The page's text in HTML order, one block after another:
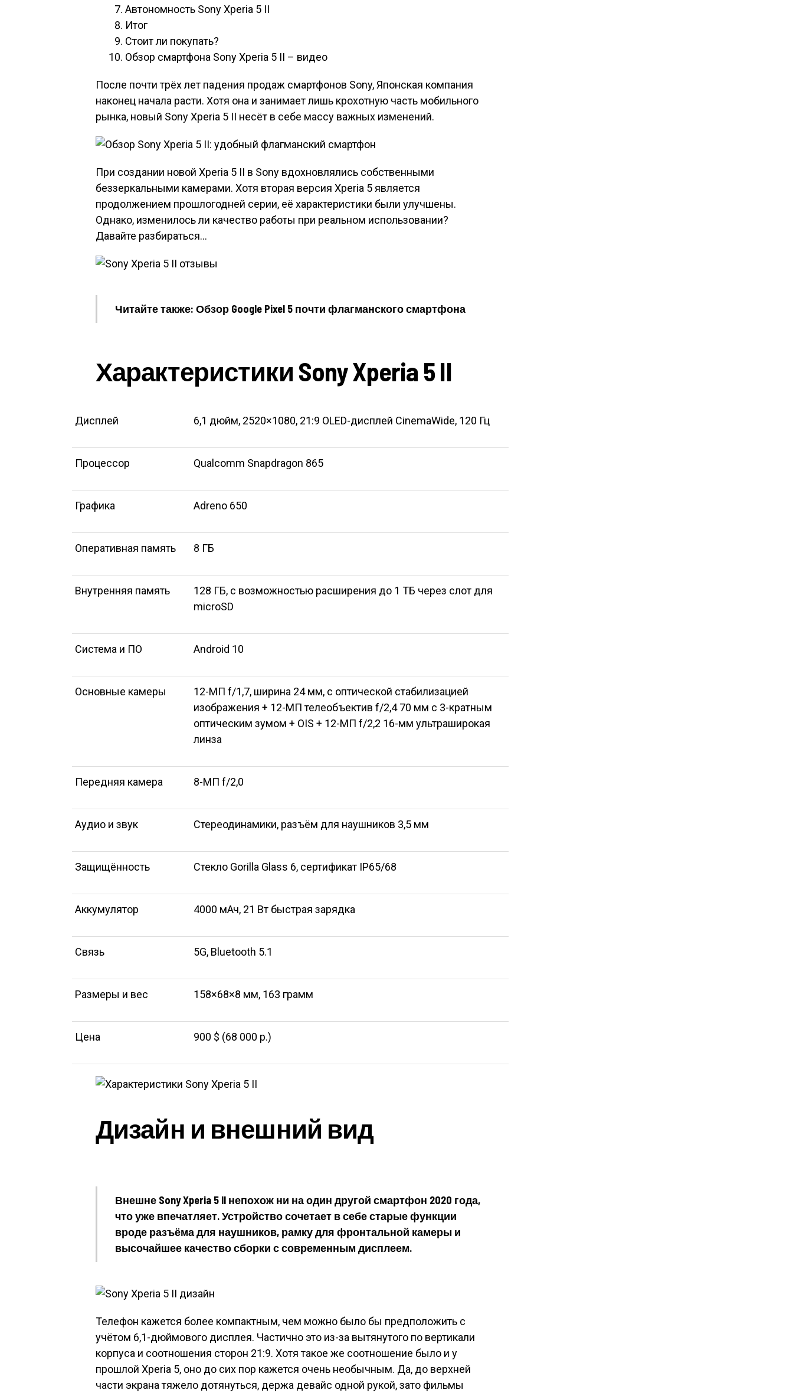
Автономность Sony Xperia 5 II
Итог
Стоит ли покупать?
Обзор смартфона Sony Xperia 5 II – видео
После почти трёх лет падения продаж смартфонов Sony, Японская компания
наконец начала расти. Хотя она и занимает лишь крохотную часть мобильного
рынка, новый Sony Xperia 5 II несёт в себе массу важных изменений.
При создании новой Xperia 5 II в Sony вдохновлялись собственными
беззеркальными камерами. Хотя вторая версия Xperia 5 является
продолжением прошлогодней серии, её характеристики были улучшены.
Однако, изменилось ли качество работы при реальном использовании?
Давайте разбираться…
Читайте также: Обзор Google Pixel 5 почти флагманского смартфона
Характеристики Sony Xperia 5 II
Дисплей 6,1 дюйм, 2520×1080, 21:9 OLED-дисплей CinemaWide, 120 Гц
Процессор Qualcomm Snapdragon 865
Графика Adreno 650
Оперативная память 8 ГБ
Внутренняя память
128 ГБ, с возможностью расширения до 1 ТБ через слот для
microSD
Система и ПО Android 10
Основные камеры
12-МП f/1,7, ширина 24 мм, с оптической стабилизацией
изображения + 12-МП телеобъектив f/2,4 70 мм с 3-кратным
оптическим зумом + OIS + 12-МП f/2,2 16-мм ультраширокая
линза
Передняя камера 8-МП f/2,0
Аудио и звук Стереодинамики, разъём для наушников 3,5 мм
Защищённость Стекло Gorilla Glass 6, сертификат IP65/68
Аккумулятор 4000 мАч, 21 Вт быстрая зарядка
Связь 5G, Bluetooth 5.1
Размеры и вес 158×68×8 мм, 163 грамм
Цена 900 $ (68 000 р.)
Дизайн и внешний вид
Внешне Sony Xperia 5 II непохож ни на один другой смартфон 2020 года,
что уже впечатляет. Устройство сочетает в себе старые функции
вроде разъёма для наушников, рамку для фронтальной камеры и
высочайшее качество сборки с современным дисплеем.
Телефон кажется более компактным, чем можно было бы предположить с
учётом 6,1-дюймового дисплея. Частично это из-за вытянутого по вертикали
корпуса и соотношения сторон 21:9. Хотя такое же соотношение было и у
прошлой Xperia 5, оно до сих пор кажется очень необычным. Да, до верхней
части экрана тяжело дотянуться, держа девайс одной рукой, зато фильмы